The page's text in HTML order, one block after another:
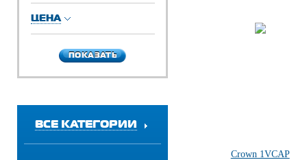
ЦЕНА
ПОКАЗАТЬ
ПОКАЗАТЬ
ВСЕ КАТЕГОРИИ
Crown 1VCAP